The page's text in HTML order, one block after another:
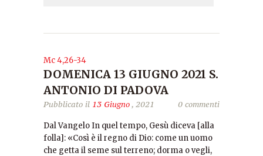
Mc 4,26-34
DOMENICA 13 GIUGNO 2021 S.
ANTONIO DI PADOVA
Pubblicato il 13 Giugno, 2021 0 commenti
Dal Vangelo In quel tempo, Gesù diceva [alla
folla]: «Così è il regno di Dio: come un uomo
che getta il seme sul terreno; dorma o vegli,